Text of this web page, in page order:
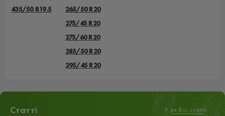
435/50 R19.5
265/50 R20
275/45 R20
275/60 R20
285/50 R20
295/45 R20
Статті px Всі статті